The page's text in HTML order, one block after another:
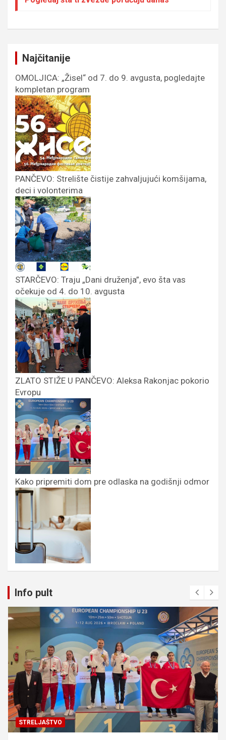
Najčitanije
OMOLJICA: „Žisel“ od 7. do 9. avgusta, pogledajte
kompletan program
PANČEVO: Strelište čistije zahvaljujući komšijama,
deci i volonterima
STARČEVO: Traju „Dani druženja”, evo šta vas
očekuje od 4. do 10. avgusta
ZLATO STIŽE U PANČEVO: Aleksa Rakonjac pokorio
Evropu
Kako pripremiti dom pre odlaska na godišnji odmor
Info pult
STRELJAŠTVO